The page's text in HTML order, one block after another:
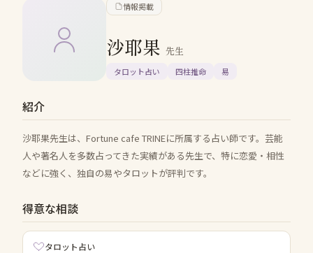
情報掲載
沙耶果 先生
タロット占い 四柱推命 易
紹介
沙耶果先生は、Fortune cafe TRINEに所属する占い師です。芸能
人や著名人を多数占ってきた実績がある先生で、特に恋愛・相性
などに強く、独自の易やタロットが評判です。
得意な相談
タロット占い